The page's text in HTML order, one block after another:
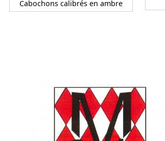
Cabochons calibrés en ambre